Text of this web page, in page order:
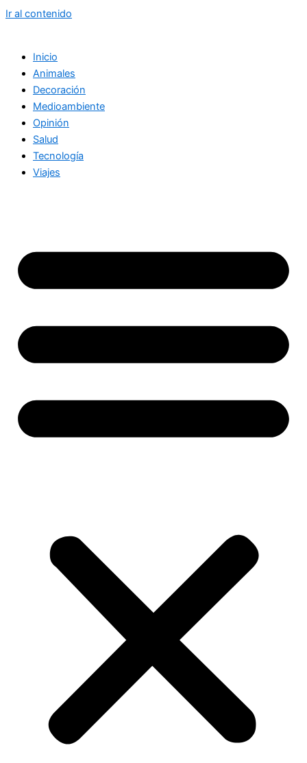
Ir al contenido
Inicio
Animales
Decoración
Medioambiente
Opinión
Salud
Tecnología
Viajes